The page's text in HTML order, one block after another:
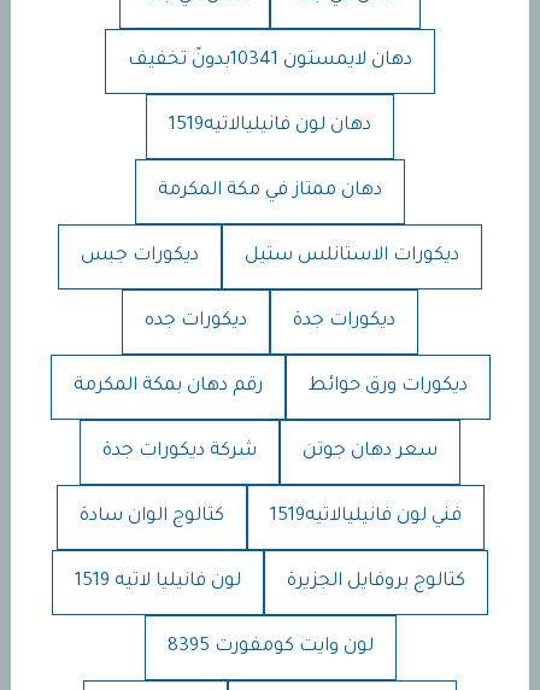
دهان لايمستون 10341بدونً تخفيف
دهان لون فانيليالاتيه1519
دهان ممتاز في مكة المكرمة
ديكورات الاستانلس ستيل ديكورات جبس
ديكورات جدة ديكورات جده
ديكورات ورق حوائط رقم دهان بمكة المكرمة
سعر دهان جوتن شركة ديكورات جدة
فني لون فانيليالاتيه1519 كتالوج الوان سادة
كتالوج بروفايل الجزيرة لون فانيليا لاتيه 1519
لون وايت كومفورت 8395